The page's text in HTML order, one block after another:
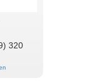
320